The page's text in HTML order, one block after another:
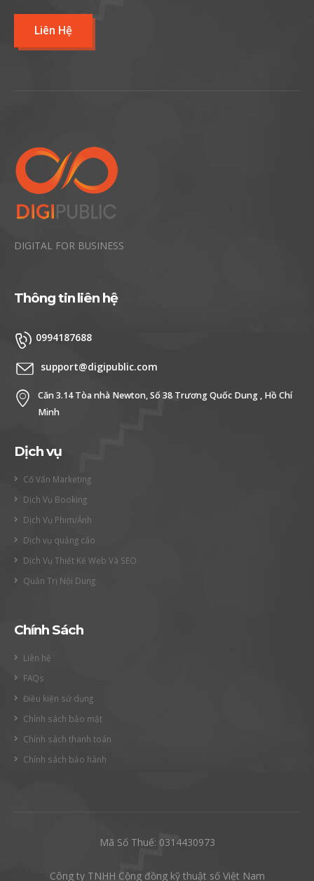
Liên Hệ
DIGITAL FOR BUSINESS
Thông tin liên hệ
0994187688
support@digipublic.com
Căn 3.14 Tòa nhà Newton, Số 38 Trương Quốc Dung , Hồ Chí
Minh
Dịch vụ
Cố Vấn Marketing
Dịch Vụ Booking
Dịch Vụ Phim/Ảnh
Dịch vụ quảng cáo
Dịch Vụ Thiết Kế Web Và SEO
Quản Trị Nội Dung
Chính Sách
Liên hệ
FAQs
Điều kiện sử dụng
Chính sách bảo mật
Chính sách thanh toán
Chính sách bảo hành
Mã Số Thuế: 0314430973
Công ty TNHH Cộng đồng kỹ thuật số Việt Nam